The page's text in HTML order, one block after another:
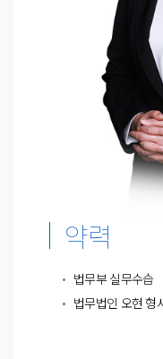
약력
법무부 실무수습
법무법인 오현 형